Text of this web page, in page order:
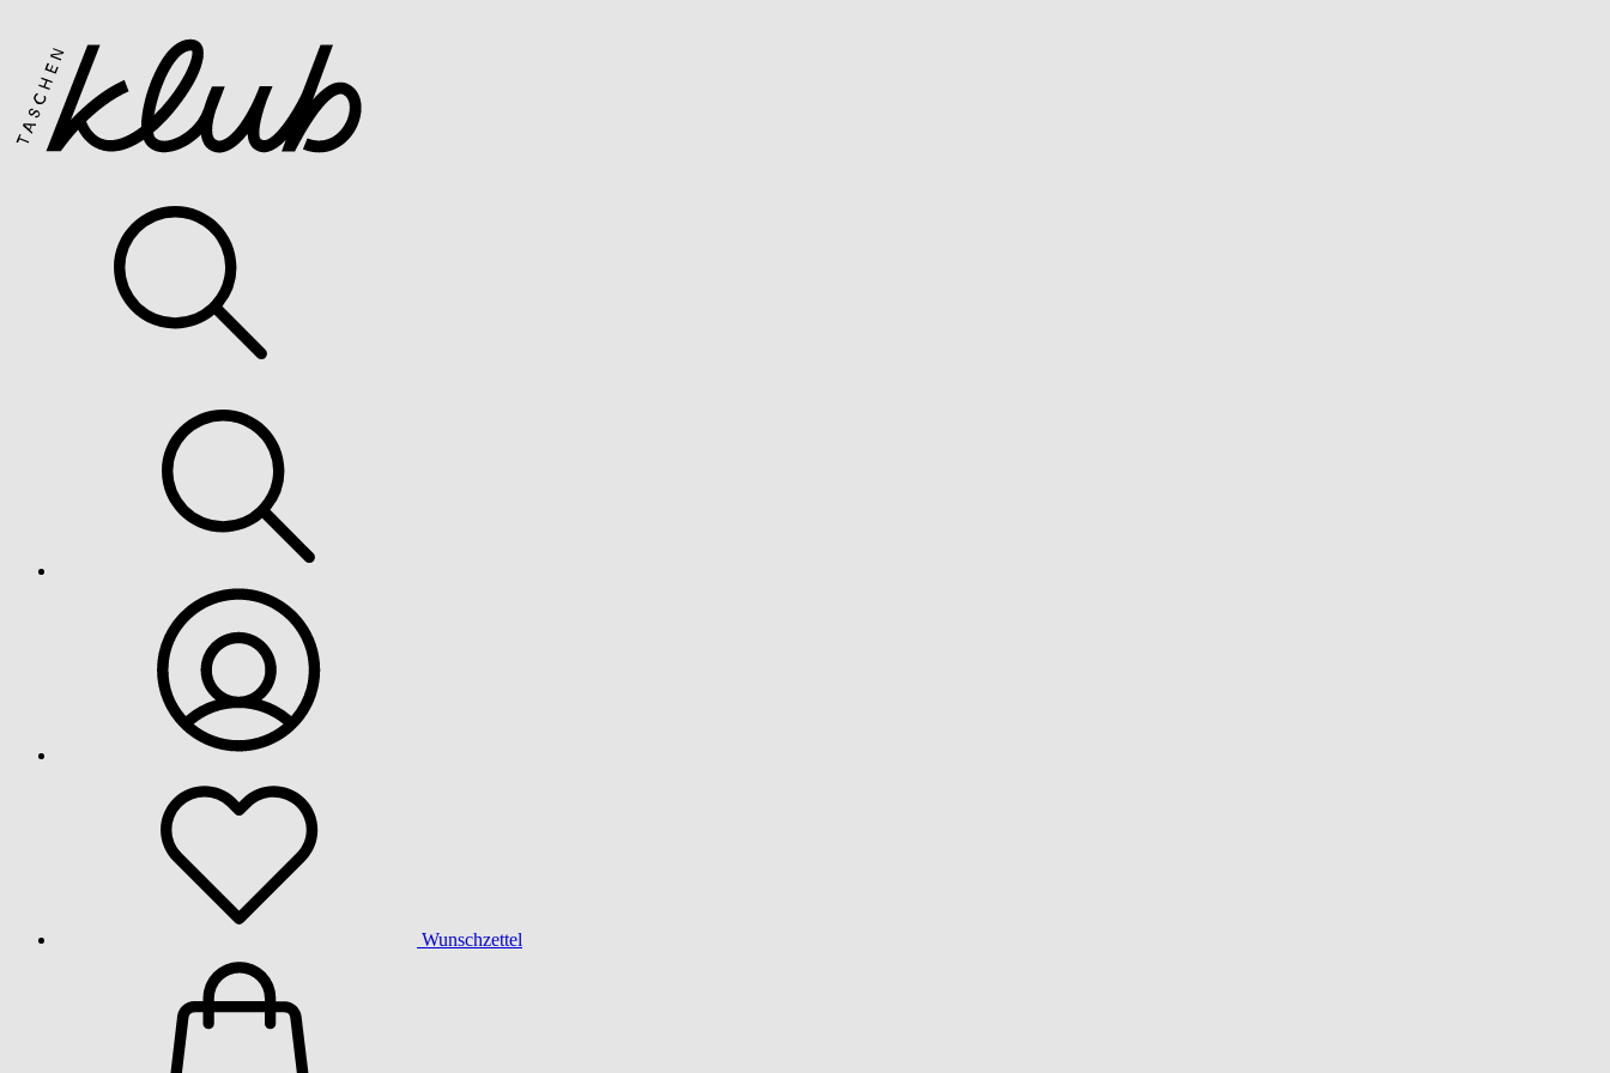
Wunschzettel